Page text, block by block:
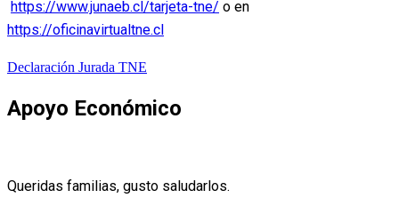
https://www.junaeb.cl/tarjeta-tne/ o en
https://oficinavirtualtne.cl
Declaración Jurada TNE
Apoyo Económico
Queridas familias, gusto saludarlos.